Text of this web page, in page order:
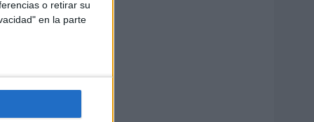
o retirar su
en la parte